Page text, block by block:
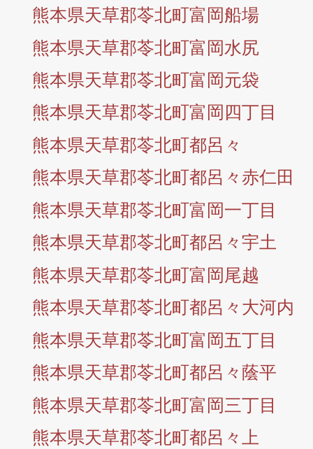
熊本県天草郡苓北町富岡船場
熊本県天草郡苓北町富岡水尻
熊本県天草郡苓北町富岡元袋
熊本県天草郡苓北町富岡四丁目
熊本県天草郡苓北町都呂々
熊本県天草郡苓北町都呂々赤仁田
熊本県天草郡苓北町富岡一丁目
熊本県天草郡苓北町都呂々宇土
熊本県天草郡苓北町富岡尾越
熊本県天草郡苓北町都呂々大河内
熊本県天草郡苓北町富岡五丁目
熊本県天草郡苓北町都呂々蔭平
熊本県天草郡苓北町富岡三丁目
熊本県天草郡苓北町都呂々上